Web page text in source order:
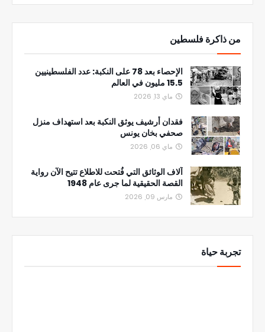
من ذاكرة فلسطين
الإحصاء بعد 78 على النكبة: عدد الفلسطينيين
15.5 مليون في العالم
ماي 13, 2026
فقدان أرشيف يوثق النكبة بعد استهداف منزل
صحفي بخان يونس
ماي 06, 2026
آلاف الوثائق التي فُتحت للاطلاع تتيح الآن رواية
القصة الحقيقية لما جرى عام 1948
مارس 09, 2026
تجربة حياة